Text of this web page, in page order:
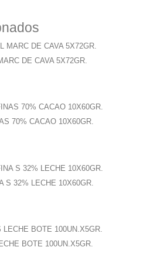
DE CAVA 5X72GR.
70% CACAO 10X60GR.
S 32% LECHE 10X60GR.
BOTE 100UN.X5GR.